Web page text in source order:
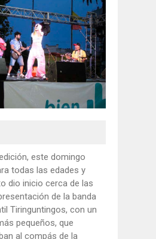
este domingo
todas las edades y
dio inicio cerca de las
de la banda
Tiringuntingos, con un
pequeños, que
al compás de la